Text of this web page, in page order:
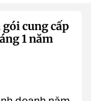
cung cấp
1 năm